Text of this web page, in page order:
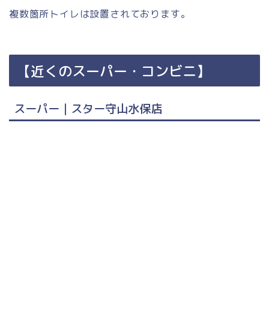
複数箇所トイレは設置されております。
【近くのスーパー・コンビニ】
スーパー｜スター守山水保店